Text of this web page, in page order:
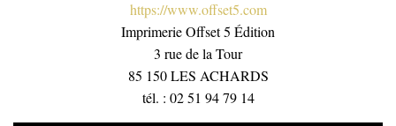
https://www.offset5.com
Imprimerie Offset 5 Édition
3 rue de la Tour
85 150 LES ACHARDS
tél. : 02 51 94 79 14